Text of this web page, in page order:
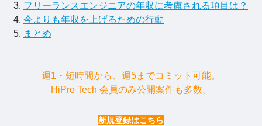
フリーランスエンジニアの年収に考慮される項目は？
今よりも年収を上げるための行動
まとめ
週1・短時間から、週5までコミット可能。
HiPro Tech 会員のみ公開案件も多数。
新規登録はこちら